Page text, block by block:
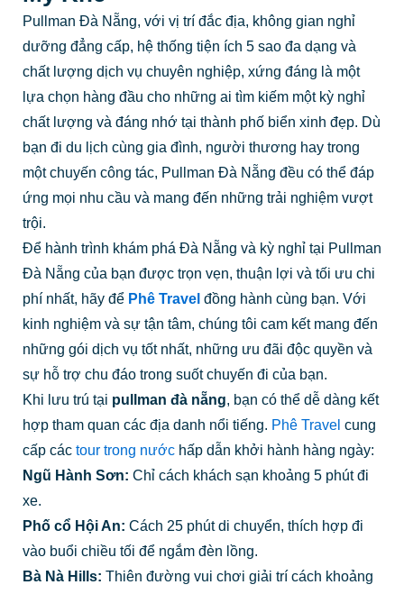
chất lượng và đáng nhớ tại thành phố biển xinh đẹp. Dù
bạn đi du lịch cùng gia đình, người thương hay trong
một chuyến công tác, Pullman Đà Nẵng đều có thể đáp
ứng mọi nhu cầu và mang đến những trải nghiệm vượt
trội.
Để hành trình khám phá Đà Nẵng và kỳ nghỉ tại Pullman
Đà Nẵng của bạn được trọn vẹn, thuận lợi và tối ưu chi
phí nhất, hãy đểPhê Travel đồng hành cùng bạn. Với
kinh nghiệm và sự tận tâm, chúng tôi cam kết mang đến
những gói dịch vụ tốt nhất, những ưu đãi độc quyền và
sự hỗ trợ chu đáo trong suốt chuyến đi của bạn.
Khi lưu trú tạipullman đà nẵng, bạn có thể dễ dàng kết
hợp tham quan các địa danh nổi tiếng.Phê Travelcung
cấp cáctour trong nướchấp dẫn khởi hành hàng ngày:
Ngũ Hành Sơn:Chỉ cách khách sạn khoảng 5 phút đi
xe.
Phố cổ Hội An:Cách 25 phút di chuyển, thích hợp đi
vào buổi chiều tối để ngắm đèn lồng.
Bà Nà Hills:Thiên đường vui chơi giải trí cách khoảng
40km.
Bán đảo Sơn Trà:Khám phá Chùa Linh Ứng và thiên
nhiên hoang sơ.